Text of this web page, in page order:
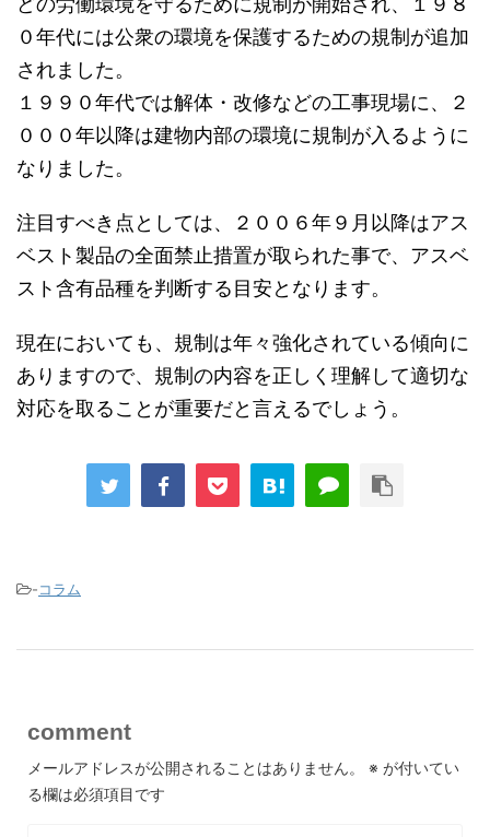
０年代には公衆の環境を保護するための規制が追加
されました。
１９９０年代では解体・改修などの工事現場に、２
０００年以降は建物内部の環境に規制が入るように
なりました。
注目すべき点としては、２００６年９月以降はアス
ベスト製品の全面禁止措置が取られた事で、アスベ
スト含有品種を判断する目安となります。
現在においても、規制は年々強化されている傾向に
ありますので、規制の内容を正しく理解して適切な
対応を取ることが重要だと言えるでしょう。
-コラム
comment
メールアドレスが公開されることはありません。 ※ が付いてい
る欄は必須項目です